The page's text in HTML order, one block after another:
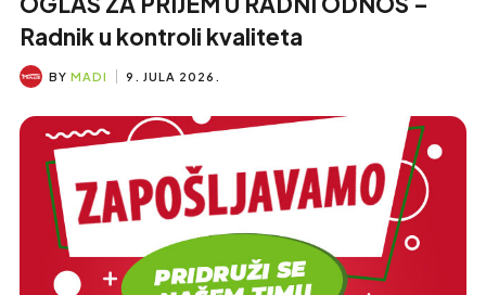
Radnik u kontroli kvaliteta
BY MADI 9. JULA 2026.